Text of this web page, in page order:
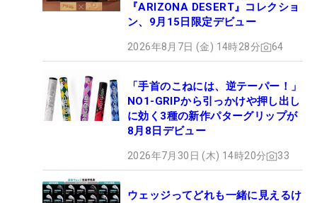
『ARIZONA DESERT』コレクショ
ン、9月15日限定デビュー
2026年8月7日 (金) 14時28分 64
「手首のこねには、逆テーパー！」
NO1-GRIPから引っかけや押し出し
に効く3種の新作パターグリップが
8月8日デビュー
2026年7月30日 (木) 14時20分 33
ウェッジってどれも一緒に見えるけ